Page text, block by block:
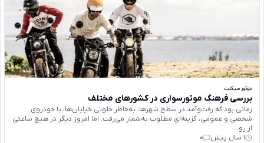
موتور سیکلت
بررسی فرهنگ موتورسواری در کشورهای مختلف
زمانی بود که رفت‌وآمد در سطح شهرها، به‌خاطر خلوتی خیابان‌ها، با خودروی
شخصی و عمومی، گزینه‌ای مطلوب به‌شمار می‌رفت. اما امروز دیگر در هیچ ساعتی
از رو...
1 سال پیش
0